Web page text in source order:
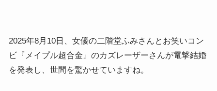
2025年8月10日、女優の二階堂ふみさんとお笑いコン
ビ『メイプル超合金』のカズレーザーさんが電撃結婚
を発表し、世間を驚かせていますね。